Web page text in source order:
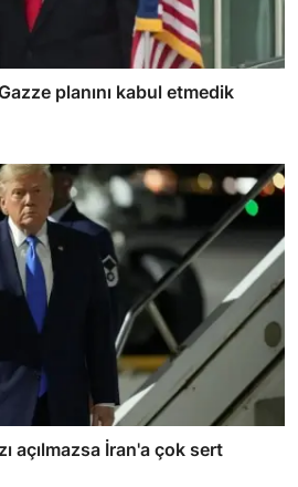
planını kabul etmedik
açılmazsa İran'a çok sert